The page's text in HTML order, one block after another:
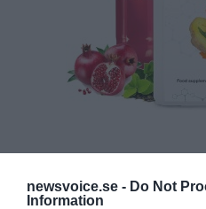
newsvoice.se - Do Not
Information